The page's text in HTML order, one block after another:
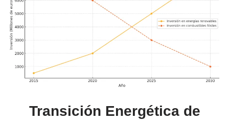
Transición Energética de